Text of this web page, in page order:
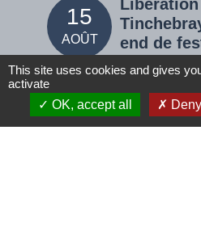
15
AOÛT
end de
Défilé,
15/08/2026
This site uses cookies and gives
activate
OK, accept all